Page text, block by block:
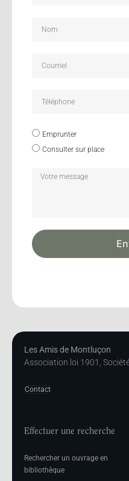
Emprunter
Consulter sur place
Les Amis de Montluçon
Association loi 1901,
Contact
Effectuer une recherche
Rechercher un ouvrage en
bibliothèque